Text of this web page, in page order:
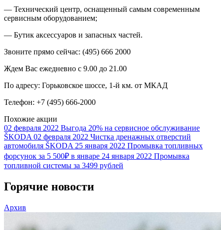
— Технический центр, оснащенный самым современным
сервисным оборудованием;
— Бутик аксессуаров и запасных частей.
Звоните прямо сейчас: (495) 666 2000
Ждем Вас ежедневно с 9.00 до 21.00
По адресу: Горьковское шоссе, 1-й км. от МКАД
Телефон: +7 (495) 666-2000
Похожие акции
02 февраля 2022 Выгода 20% на сервисное обслуживание
ŠKODA 02 февраля 2022 Чистка дренажных отверстий
автомобиля ŠKODA 25 января 2022 Промывка топливных
форсунок за 5 500₽ в январе 24 января 2022 Промывка
топливной системы за 3499 рублей
Горячие новости
Архив